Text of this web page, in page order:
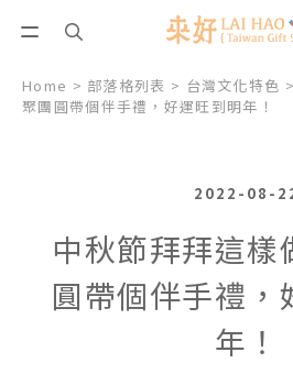
Home > 部落格列表 > 台灣文化特色 >
聚團圓帶個伴手禮，好運旺到明年！
2022-08-
中秋節拜拜這樣
圓帶個伴手禮，
年！